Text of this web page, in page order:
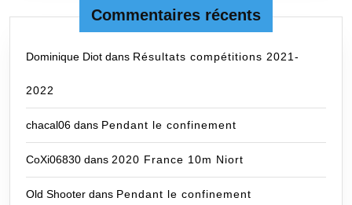
Commentaires récents
Dominique Diot dans Résultats compétitions 2021-
2022
chacal06 dans Pendant le confinement
CoXi06830 dans 2020 France 10m Niort
Old Shooter dans Pendant le confinement